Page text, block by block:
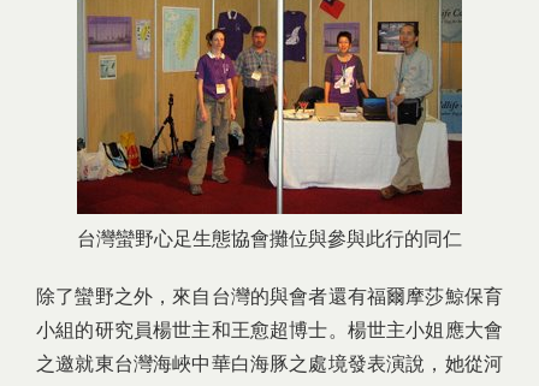
台灣蠻野心足生態協會攤位與參與此行的同仁
除了蠻野之外，來自台灣的與會者還有福爾摩莎鯨保育
小組的研究員楊世主和王愈超博士。楊世主小姐應大會
之邀就東台灣海峽中華白海豚之處境發表演說，她從河